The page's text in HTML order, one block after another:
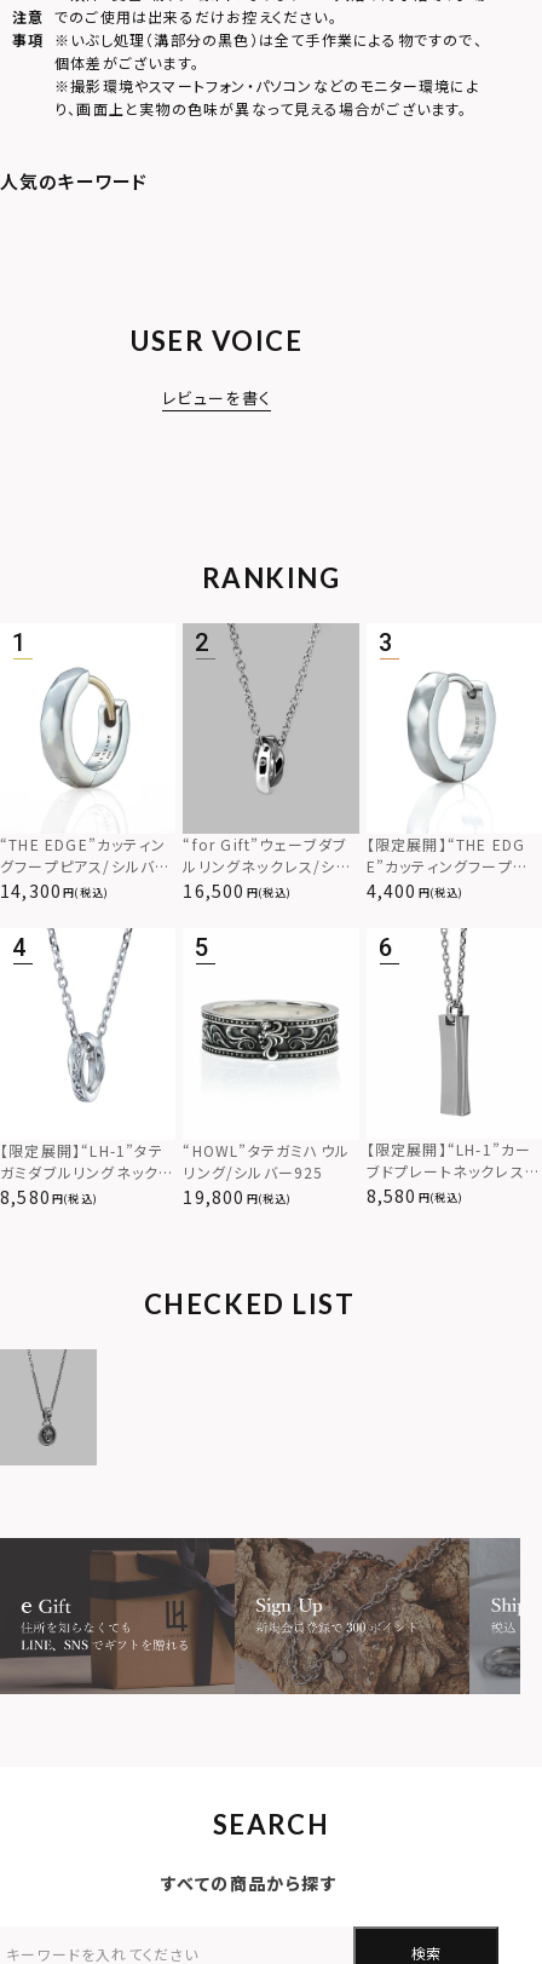
注意
事項
でのご使用は出来るだけお控えください。
※いぶし処理（溝部分の黒色）は全て手作業による物ですので、
個体差がございます。
※撮影環境やスマートフォン・パソコンなどのモニター環境によ
り、画面上と実物の色味が異なって見える場合がございます。
USER VOICE
レビューを書く
RANKING
“THE EDGE”カッティン
グフープピアス/シルバー
925
14,300 (税込)
“for Gift”ウェーブダブ
ルリングネックレス/シル
バー×ブラック/シルバー
16,500 (税込)
【限定展開】“THE EDG
E”カッティングフープピ
アス/サージカルステンレ
4,400 (税込)
【限定展開】“LH-1”タテ
ガミダブルリングネックレ
ス（ツイスト/シルバー）/
8,580 (税込)
“HOWL”タテガミハウル
リング/シルバー925
19,800 (税込)
【限定展開】“LH-1”カー
ブドプレートネックレス/
サージカルステンレス（金
8,580 (税込)
CHECKED LIST
SEARCH
すべての商品から探す
検索